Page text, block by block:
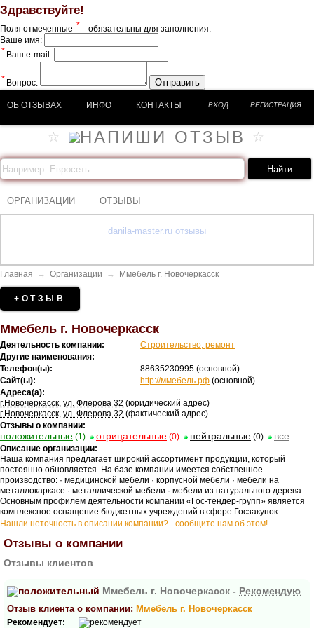
Здравствуйте!
Поля отмеченные * - обязательны для заполнения.
Ваше имя:
* Ваш e-mail:
* Вопрос: Отправить
ОБ ОТЗЫВАХ ИНФО КОНТАКТЫ ВХОД РЕГИСТРАЦИЯ
ОРГАНИЗАЦИИ ОТЗЫВЫ
danila-master.ru отзывы
Главная → Организации → Ммебель г. Новочеркасск
+ОТЗЫВ
Ммебель г. Новочеркасск
Деятельность компании:
Строительство, ремонт
Другие наименования:
Телефон(ы):
88635230995 (основной)
Сайт(ы):
http://ммебель.рф (основной)
Адреса(а):
г.Новочеркасск, ул. Флерова 32 (юридический адрес)
г.Новочеркасск, ул. Флерова 32 (фактический адрес)
Отзывы о компании:
положительные (1) отрицательные (0) нейтральные (0) все
Описание организации:
Наша компания предлагает широкий ассортимент продукции, который
постоянно обновляется. На базе компании имеется собственное
производство: · медицинской мебели · корпусной мебели · мебели на
металлокаркасе · металлической мебели · мебели из натурального дерева
Основным профилем деятельности компании «Гос-тендер-групп» является
комплексное оснащение бюджетных учреждений в сфере Госзакупок.
Нашли неточность в описании компании? - сообщите нам об этом!
Отзывы о компании
Отзывы клиентов
Ммебель г. Новочеркасск - Рекомендую
Отзыв клиента о компании: Ммебель г. Новочеркасск
Рекомендует: